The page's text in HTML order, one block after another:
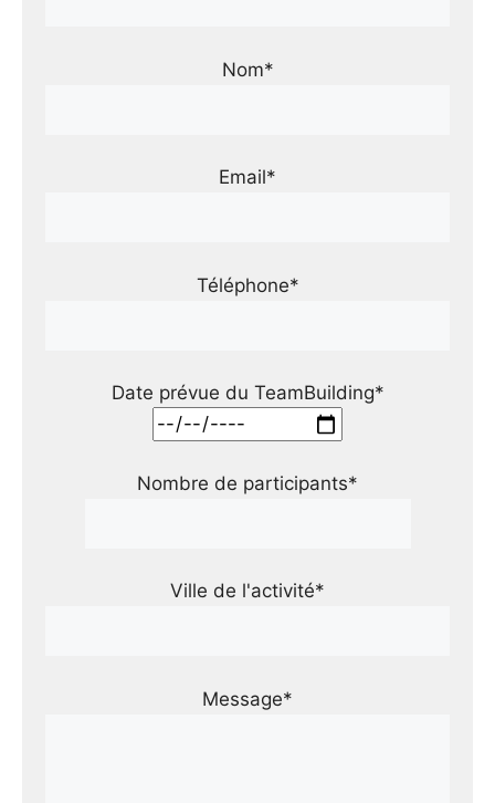
Nom*
Email*
Téléphone*
Date prévue du TeamBuilding*
Nombre de participants*
Ville de l'activité*
Message*